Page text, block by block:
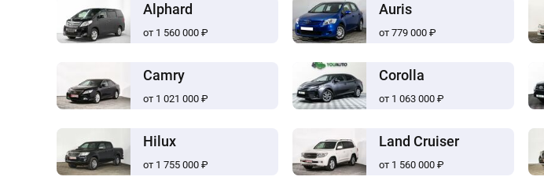
Alphard
от 1 560 000 ₽
Auris
от 779 000 ₽
Camry
от 1 021 000 ₽
Corolla
от 1 063 000 ₽
Hilux
от 1 755 000 ₽
Land Cruiser
от 1 560 000 ₽